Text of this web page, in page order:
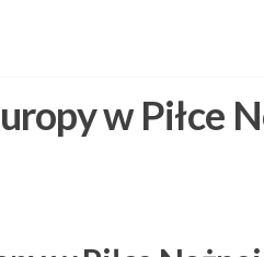
w Piłce